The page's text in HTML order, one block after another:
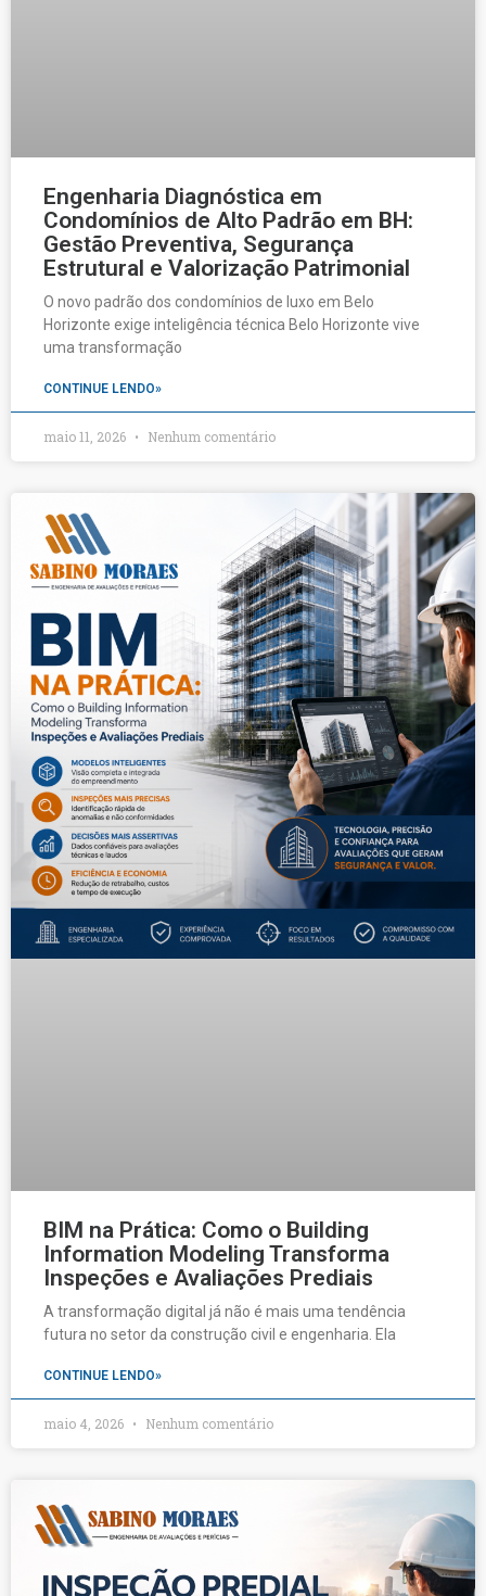
Engenharia Diagnóstica em
Condomínios de Alto Padrão em BH:
Gestão Preventiva, Segurança
Estrutural e Valorização Patrimonial
O novo padrão dos condomínios de luxo em Belo
Horizonte exige inteligência técnica Belo Horizonte vive
uma transformação
CONTINUE LENDO»
maio 11, 2026 Nenhum comentário
BIM na Prática: Como o Building
Information Modeling Transforma
Inspeções e Avaliações Prediais
A transformação digital já não é mais uma tendência
futura no setor da construção civil e engenharia. Ela
CONTINUE LENDO»
maio 4, 2026 Nenhum comentário